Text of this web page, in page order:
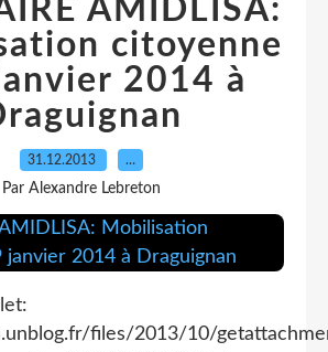
AMIDLISA:
citoyenne
2014 à
31.12.2013 …
Par Alexandre Lebreton
files/2013/10/